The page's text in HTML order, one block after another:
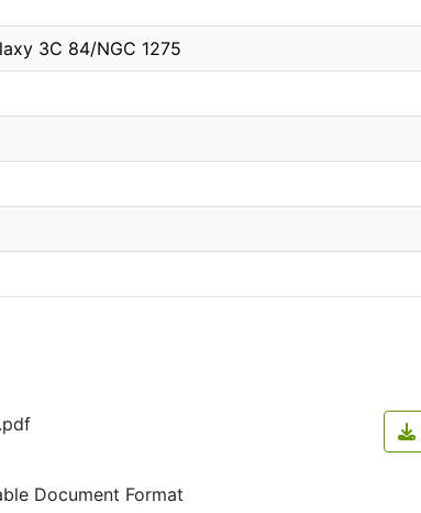
3C 84/NGC 1275
Document Format